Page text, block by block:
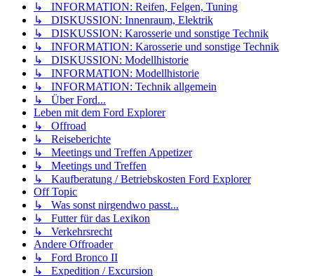
↳ INFORMATION: Reifen, Felgen, Tuning
↳ DISKUSSION: Innenraum, Elektrik
↳ DISKUSSION: Karosserie und sonstige Technik
↳ INFORMATION: Karosserie und sonstige Technik
↳ DISKUSSION: Modellhistorie
↳ INFORMATION: Modellhistorie
↳ INFORMATION: Technik allgemein
↳ Über Ford...
Leben mit dem Ford Explorer
↳ Offroad
↳ Reiseberichte
↳ Meetings und Treffen Appetizer
↳ Meetings und Treffen
↳ Kaufberatung / Betriebskosten Ford Explorer
Off Topic
↳ Was sonst nirgendwo passt...
↳ Futter für das Lexikon
↳ Verkehrsrecht
Andere Offroader
↳ Ford Bronco II
↳ Expedition / Excursion